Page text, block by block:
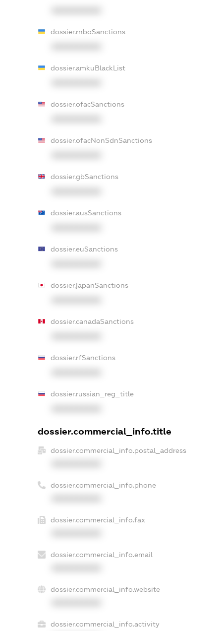
dossier.rnboSanctions
dossier.amkuBlackList
dossier.ofacSanctions
dossier.ofacNonSdnSanctions
dossier.gbSanctions
dossier.ausSanctions
dossier.euSanctions
dossier.japanSanctions
dossier.canadaSanctions
dossier.rfSanctions
dossier.russian_reg_title
dossier.commercial_info.title
dossier.commercial_info.postal_address
dossier.commercial_info.phone
dossier.commercial_info.fax
dossier.commercial_info.email
dossier.commercial_info.website
dossier.commercial_info.activity